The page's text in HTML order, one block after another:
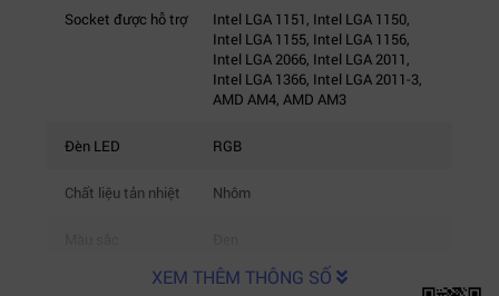
Socket được hỗ trợ
Intel LGA 1151, Intel LGA 1150,
Intel LGA 1155, Intel LGA 1156,
Intel LGA 2066, Intel LGA 2011,
Intel LGA 1366, Intel LGA 2011-3,
AMD AM4, AMD AM3
Đèn LED RGB
Chất liệu tản nhiệt Nhôm
Kích thước Radiator
274 x 120 x 27 mm
XEM THÊM THÔNG SỐ